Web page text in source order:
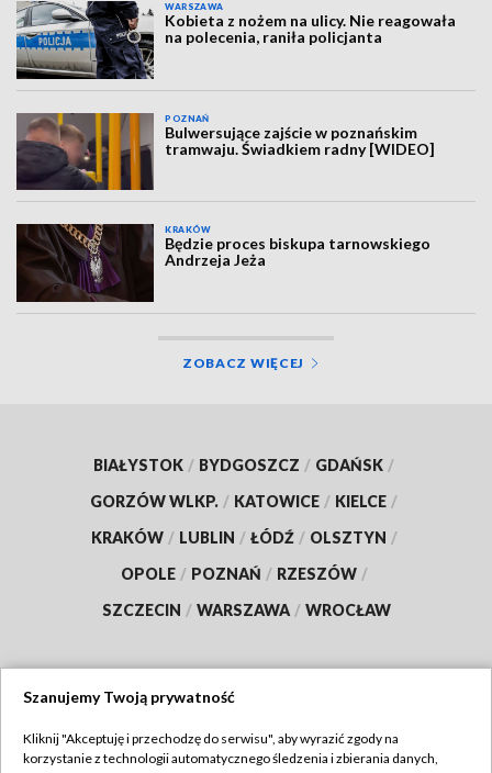
WARSZAWA
Kobieta z nożem na ulicy. Nie reagowała
na polecenia, raniła policjanta
POZNAŃ
Bulwersujące zajście w poznańskim
tramwaju. Świadkiem radny [WIDEO]
KRAKÓW
Będzie proces biskupa tarnowskiego
Andrzeja Jeża
ZOBACZ WIĘCEJ
BIAŁYSTOK / BYDGOSZCZ / GDAŃSK /
GORZÓW WLKP. / KATOWICE / KIELCE /
KRAKÓW / LUBLIN / ŁÓDŹ / OLSZTYN /
OPOLE / POZNAŃ / RZESZÓW /
SZCZECIN / WARSZAWA / WROCŁAW
TVP
Szanujemy Twoją prywatność
Kliknij "Akceptuję i przechodzę do serwisu", aby wyrazić zgody na
korzystanie z technologii automatycznego śledzenia i zbierania danych,